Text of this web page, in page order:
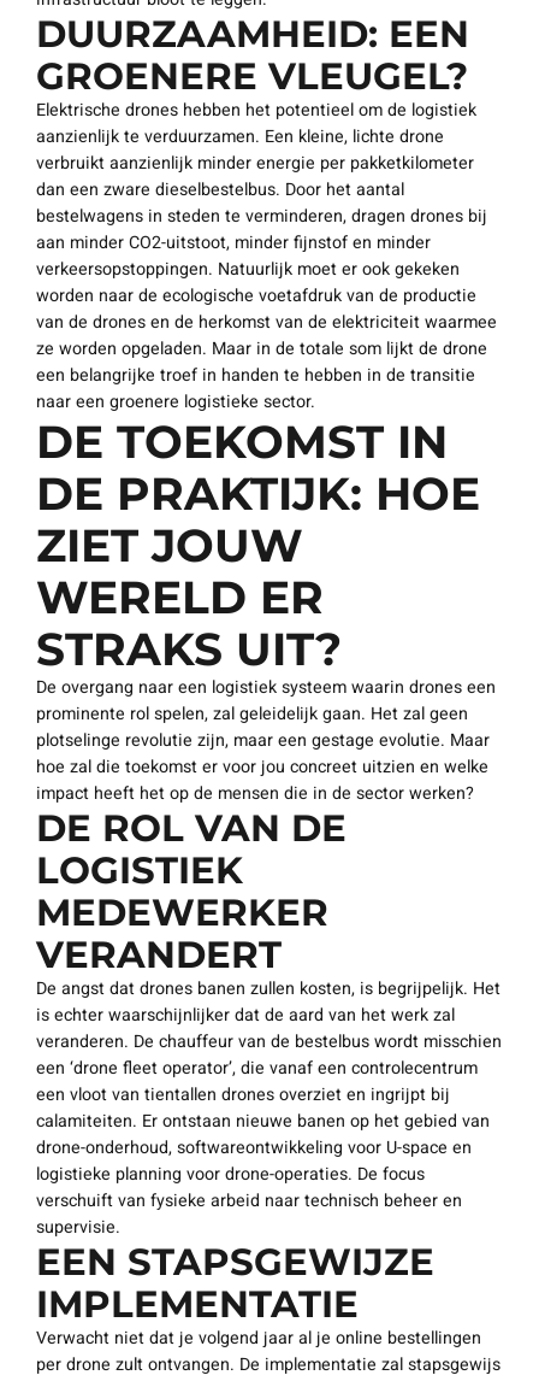
DUURZAAMHEID: EEN
GROENERE VLEUGEL?
Elektrische drones hebben het potentieel om de logistiek
aanzienlijk te verduurzamen. Een kleine, lichte drone
verbruikt aanzienlijk minder energie per pakketkilometer
dan een zware dieselbestelbus. Door het aantal
bestelwagens in steden te verminderen, dragen drones bij
aan minder CO2-uitstoot, minder fijnstof en minder
verkeersopstoppingen. Natuurlijk moet er ook gekeken
worden naar de ecologische voetafdruk van de productie
van de drones en de herkomst van de elektriciteit waarmee
ze worden opgeladen. Maar in de totale som lijkt de drone
een belangrijke troef in handen te hebben in de transitie
naar een groenere logistieke sector.
DE TOEKOMST IN
DE PRAKTIJK: HOE
ZIET JOUW
WERELD ER
STRAKS UIT?
De overgang naar een logistiek systeem waarin drones een
prominente rol spelen, zal geleidelijk gaan. Het zal geen
plotselinge revolutie zijn, maar een gestage evolutie. Maar
hoe zal die toekomst er voor jou concreet uitzien en welke
impact heeft het op de mensen die in de sector werken?
DE ROL VAN DE
LOGISTIEK
MEDEWERKER
VERANDERT
De angst dat drones banen zullen kosten, is begrijpelijk. Het
is echter waarschijnlijker dat de aard van het werk zal
veranderen. De chauffeur van de bestelbus wordt misschien
een ‘drone fleet operator’, die vanaf een controlecentrum
een vloot van tientallen drones overziet en ingrijpt bij
calamiteiten. Er ontstaan nieuwe banen op het gebied van
drone-onderhoud, softwareontwikkeling voor U-space en
logistieke planning voor drone-operaties. De focus
verschuift van fysieke arbeid naar technisch beheer en
supervisie.
EEN STAPSGEWIJZE
IMPLEMENTATIE
Verwacht niet dat je volgend jaar al je online bestellingen
per drone zult ontvangen. De implementatie zal stapsgewijs